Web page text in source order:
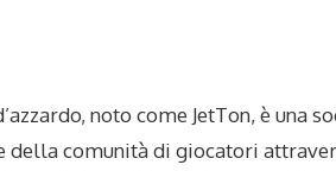
noto come JetTon, è una
della comunità di giocatori